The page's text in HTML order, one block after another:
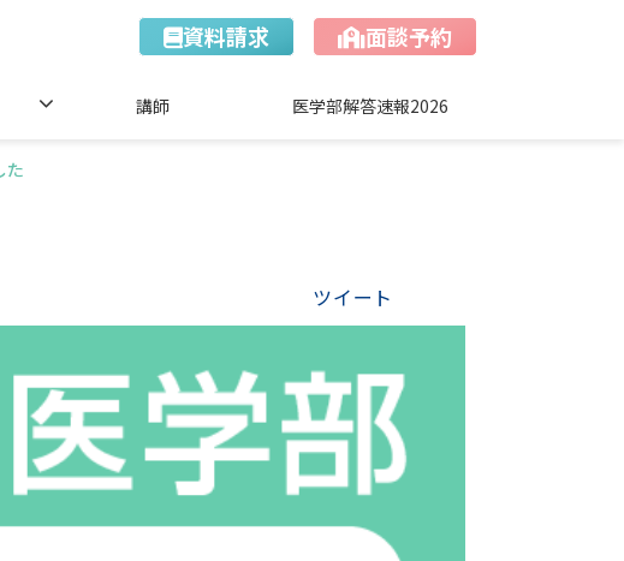
資料請求 面談予約
講師 医学部解答速報2026
た
ツイート